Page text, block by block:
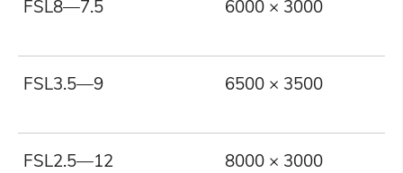
FSL8—7.5 6000 × 3000
FSL3.5—9 6500 × 3500
FSL2.5—12 8000 × 3000